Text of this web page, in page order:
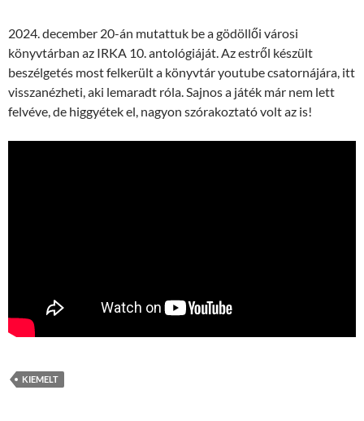
2024. december 20-án mutattuk be a gödöllői városi
könyvtárban az IRKA 10. antológiáját. Az estről készült
beszélgetés most felkerült a könyvtár youtube csatornájára, itt
visszanézheti, aki lemaradt róla. Sajnos a játék már nem lett
felvéve, de higgyétek el, nagyon szórakoztató volt az is!
KIEMELT